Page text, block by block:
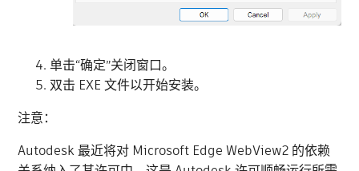
单击“确定”关闭窗口。
双击 EXE 文件以开始安装。
注意：
Autodesk 最近将对 Microsoft Edge WebView2 的依赖